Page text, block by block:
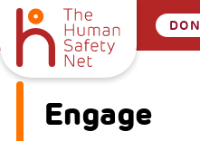
Engage